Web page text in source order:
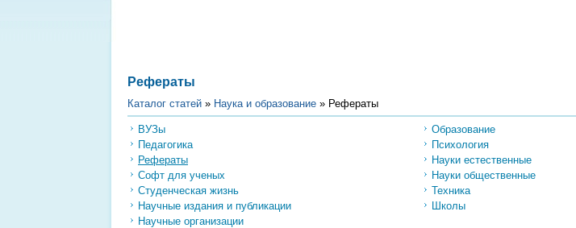
Рефераты
Каталог статей » Наука и образование » Рефераты
ВУЗы
Образование
Педагогика
Психология
Рефераты
Науки естественные
Софт для ученых
Науки общественные
Студенческая жизнь
Техника
Научные издания и публикации
Школы
Научные организации